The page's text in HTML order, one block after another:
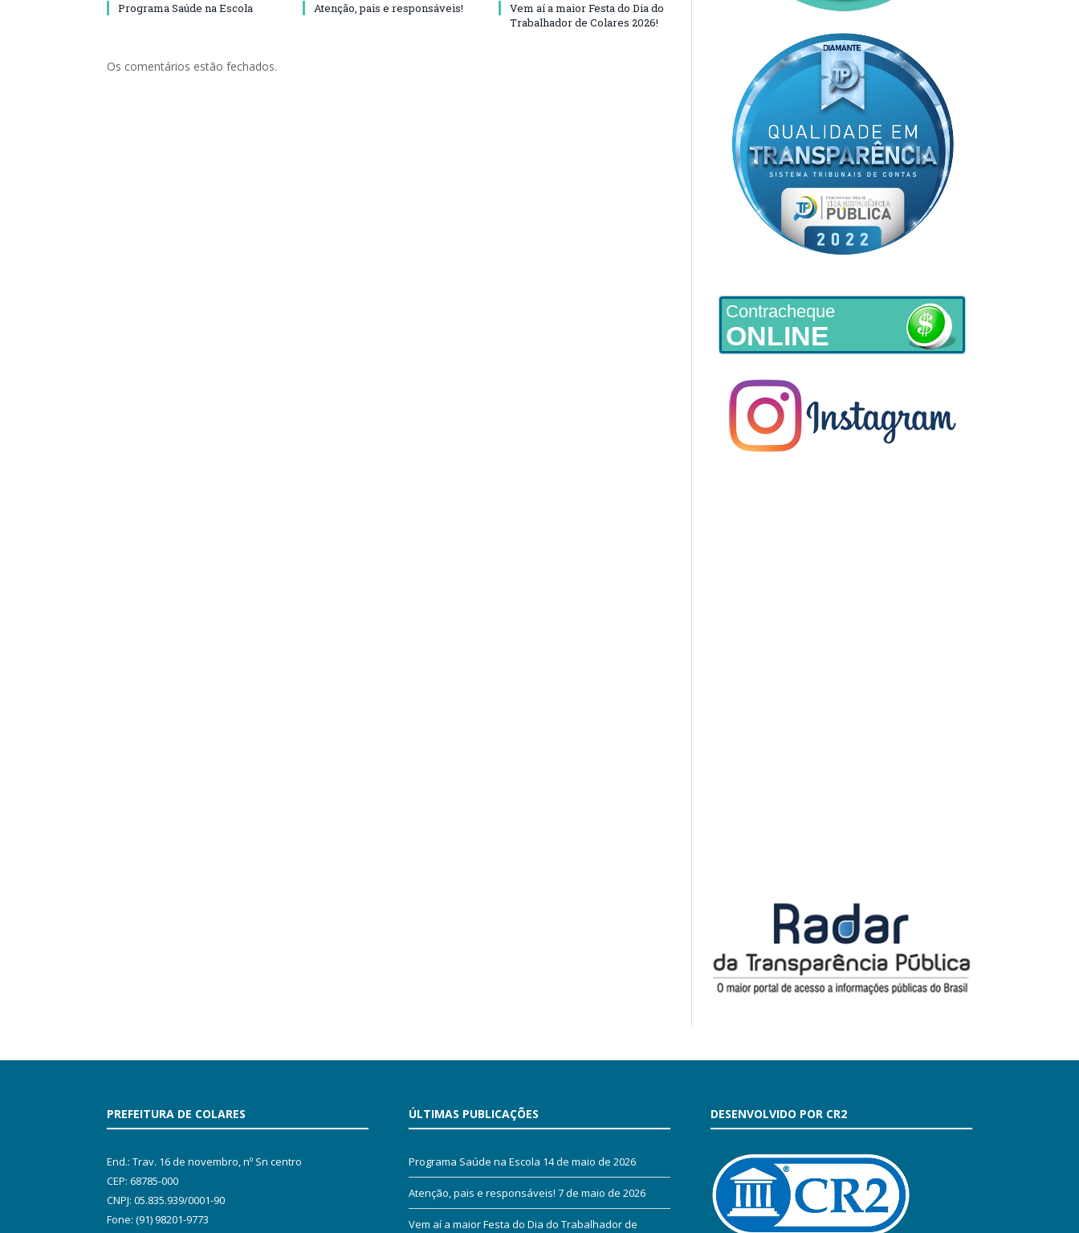
Programa Saúde na Escola Atenção, pais e responsáveis!
Vem aí a maior Festa do Dia do
Trabalhador de Colares 2026!
Os comentários estão fechados.
Contracheque
ONLINE
PREFEITURA DE COLARES
End.: Trav. 16 de novembro, nº Sn centro
CEP: 68785-000
CNPJ: 05.835.939/0001-90
Fone: (91) 98201-9773
ÚLTIMAS PUBLICAÇÕES
Programa Saúde na Escola 14 de maio de 2026
Atenção, pais e responsáveis! 7 de maio de 2026
Vem aí a maior Festa do Dia do Trabalhador de
DESENVOLVIDO POR CR2